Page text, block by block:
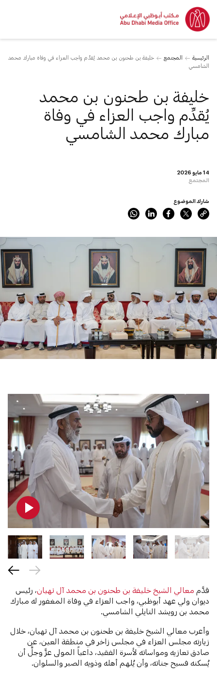
الرئيسية المجتمع
خليفة بن طحنون بن محمد يُقدِّم واجب العزاء في وفاة مبارك محمد
الشامسي
14 مايو 2026
المجتمع
خليفة بن طحنون بن محمد
يُقدِّم واجب العزاء في وفاة
مبارك محمد الشامسي
شارك الموضوع
قدَّم معالي الشيخ خليفة بن طحنون بن محمد آل نهيان، رئيس
ديوان ولي عهد أبوظبي، واجب العزاء في وفاة المغفور له مبارك
محمد بن رويشد النايلي الشامسي.
وأعرب معالي الشيخ خليفة بن طحنون بن محمد آل نهيان، خلال
زيارته مجلس العزاء في مجلس زاخر في منطقة العين، عن
صادق تعازيه ومواساته لأسرة الفقيد، داعياً المولى عزَّ وجلَّ أن
يُسكنه فسيح جناته، وأن يُلهم أهله وذويه الصبر والسلوان.